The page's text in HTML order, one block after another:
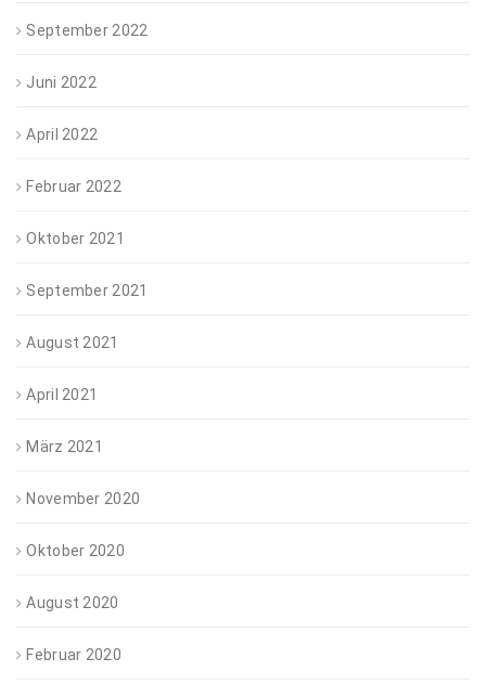
September 2022
Juni 2022
April 2022
Februar 2022
Oktober 2021
September 2021
August 2021
April 2021
März 2021
November 2020
Oktober 2020
August 2020
Februar 2020